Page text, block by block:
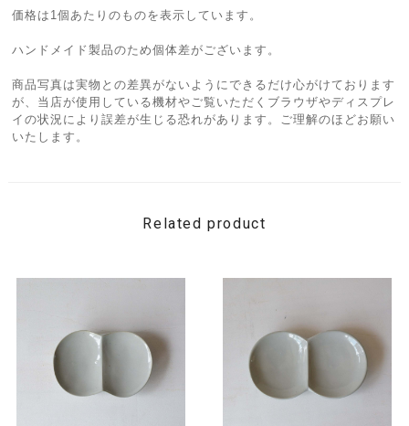
価格は1個あたりのものを表示しています。
ハンドメイド製品のため個体差がございます。
商品写真は実物との差異がないようにできるだけ心がけております
が、当店が使用している機材やご覧いただくブラウザやディスプレ
イの状況により誤差が生じる恐れがあります。ご理解のほどお願い
いたします。
Related product